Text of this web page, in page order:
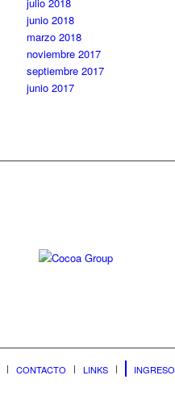
junio 2018
marzo 2018
noviembre 2017
septiembre 2017
junio 2017
CONTACTO LINKS INGRESO